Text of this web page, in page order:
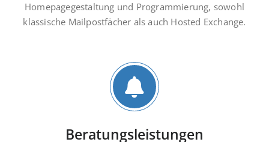
Homepagegestaltung und Programmierung, sowohl
klassische Mailpostfächer als auch Hosted Exchange.
Beratungsleistungen